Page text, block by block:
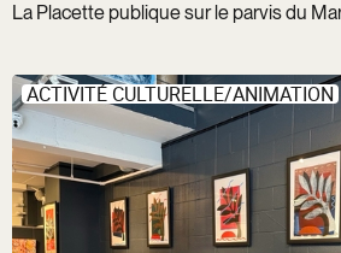
La Placette publique sur le parvis du
ACTIVITÉ CULTURELLE/ANIMATION